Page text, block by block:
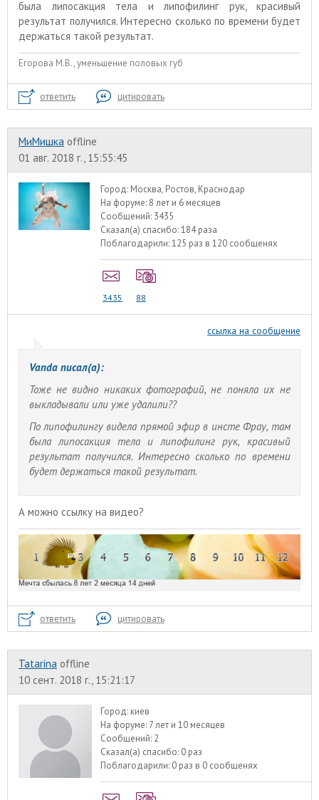
была липосакция тела и липофилинг рук, красивый
результат получился. Интересно сколько по времени будет
держаться такой результат.
Егорова М.В., уменьшение половых губ
ответить цитировать
МиМишка offline
01 авг. 2018 г., 15:55:45
Город: Москва, Ростов, Краснодар
На форуме: 8 лет и 6 месяцев
Сообщений: 3435
Сказал(а) спасибо:184 раза
Поблагодарили:125 раз в 120 сообщенях
3435 88
ссылка на сообщение
Vanda писал(а):
Тоже не видно никаких фотографий, не поняла их не
выкладывали или уже удалили??
По липофилингу видела прямой эфир в инсте Фрау, там
была липосакция тела и липофилинг рук, красивый
результат получился. Интересно сколько по времени
будет держаться такой результат.
А можно ссылку на видео?
ответить цитировать
Tatarina offline
10 сент. 2018 г., 15:21:17
Город: киев
На форуме: 7 лет и 10 месяцев
Сообщений: 2
Сказал(а) спасибо: 0 раз
Поблагодарили: 0 раз в 0 сообщенях